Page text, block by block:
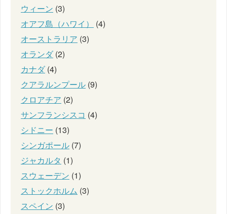
ウィーン (3)
オアフ島（ハワイ）
(4)
オーストラリア (3)
オランダ(2)
カナダ(4)
クアラルンプール (9)
クロアチア (2)
サンフランシスコ (4)
シドニー (13)
シンガポール (7)
ジャカルタ (1)
スウェーデン (1)
ストックホルム (3)
スペイン (3)